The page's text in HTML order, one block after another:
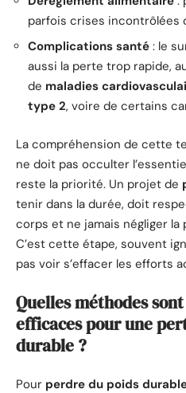
parfois crises incontrôlées
Complications santé : le
aussi la perte trop rapide,
de maladies
type 2, voire de certains
La compréhension de cette
ne doit pas occulter
reste la priorité. Un projet de
tenir dans la durée, doit
corps et ne jamais négliger la
C’est cette étape, souvent
pas voir s’effacer les efforts
Quelles méthodes
efficaces pour une
durable ?
Pour perdre du poids